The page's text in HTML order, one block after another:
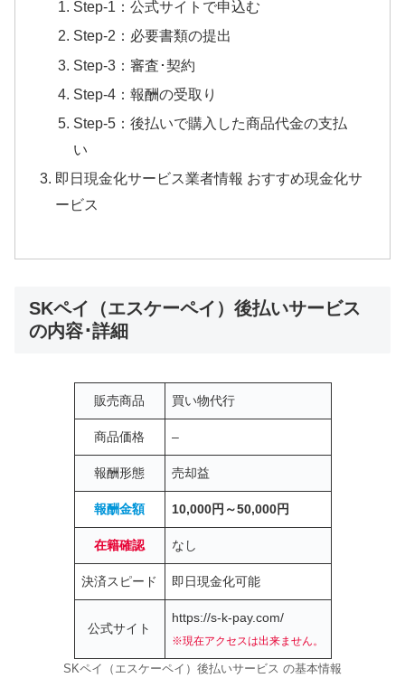
Step-1：公式サイトで申込む
Step-2：必要書類の提出
Step-3：審査･契約
Step-4：報酬の受取り
Step-5：後払いで購入した商品代金の支払
い
即日現金化サービス業者情報 おすすめ現金化サ
ービス
SKペイ（エスケーペイ）後払いサービス
の内容･詳細
販売商品 買い物代行
商品価格 –
報酬形態 売却益
報酬金額 10,000円～50,000円
在籍確認 なし
決済スピード 即日現金化可能
公式サイト
https://s-k-pay.com/
※現在アクセスは出来ません。
SKペイ（エスケーペイ）後払いサービス の基本情報